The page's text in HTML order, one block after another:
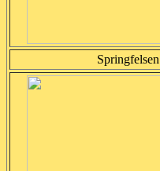
Springfelsen